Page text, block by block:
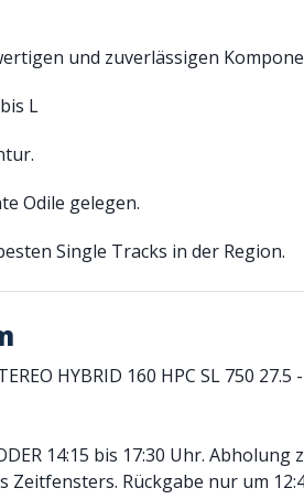
und zuverlässigen
L
Odile gelegen.
Single Tracks in der Region.
HYBRID 160 HPC SL 750 27.5
14:15 bis 17:30 Uhr. Abholung
Rückgabe nur um